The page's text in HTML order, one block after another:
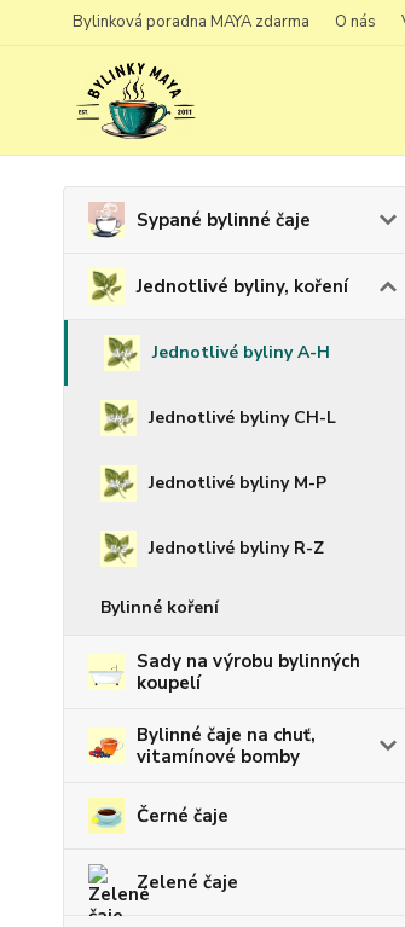
Bylinková poradna MAYA zdarma O nás
Sypané bylinné čaje
Jednotlivé byliny, koření
Jednotlivé byliny A-H
Jednotlivé byliny CH-L
Jednotlivé byliny M-P
Jednotlivé byliny R-Z
Bylinné koření
Sady na výrobu bylinných
koupelí
Bylinné čaje na chuť,
vitamínové bomby
Černé čaje
Zelené čaje